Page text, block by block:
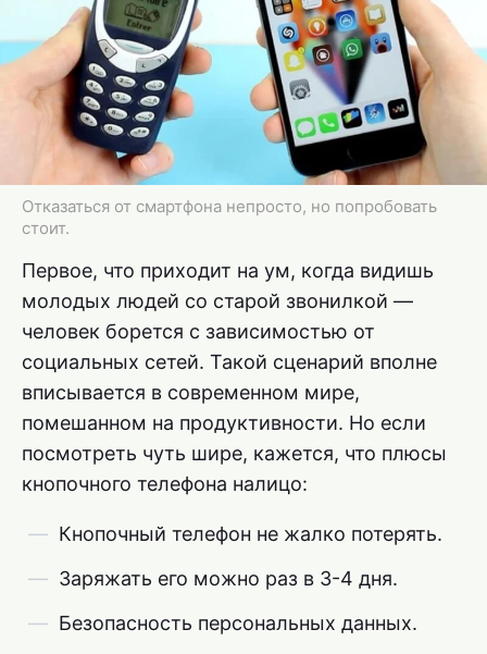
Отказаться от смартфона непросто, но попробовать
стоит.
Первое, что приходит на ум, когда видишь
молодых людей со старой звонилкой —
человек борется с зависимостью от
социальных сетей. Такой сценарий вполне
вписывается в современном мире,
помешанном на продуктивности. Но если
посмотреть чуть шире, кажется, что плюсы
кнопочного телефона налицо:
Кнопочный телефон не жалко потерять.
Заряжать его можно раз в 3-4 дня.
Безопасность персональных данных.